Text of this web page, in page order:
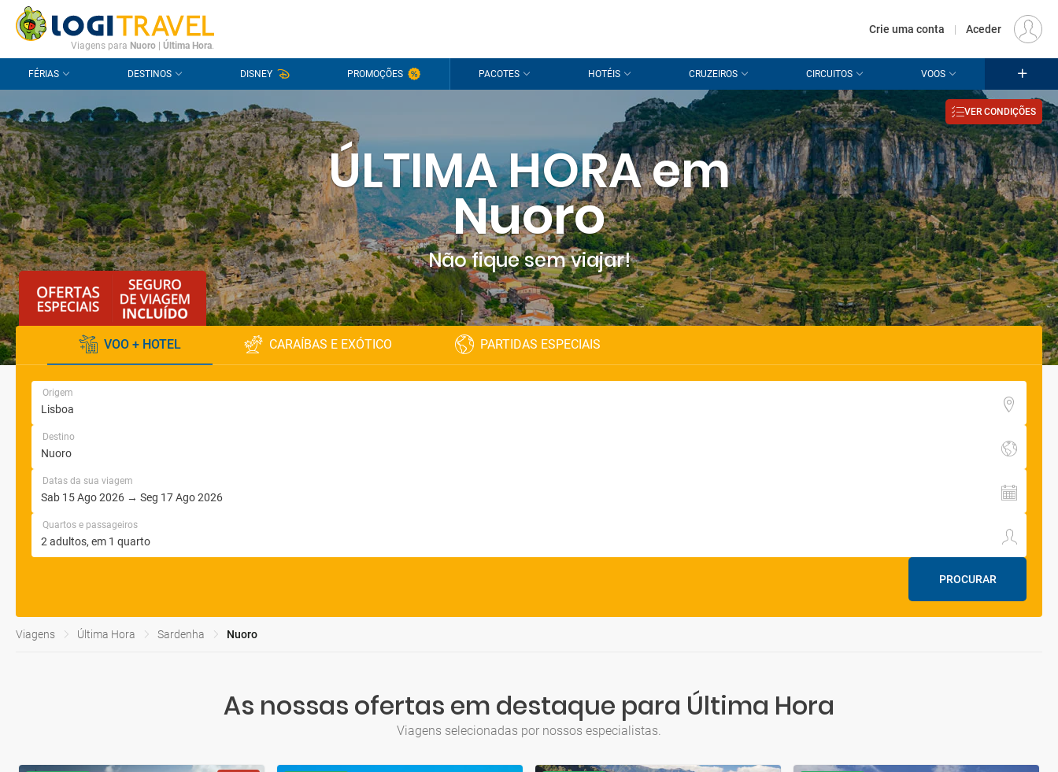
CONTACTO PERGUNTAS FREQUENTES EUR
Viagens para Nuoro Última Hora.
Crie uma conta | Aceder
FÉRIAS DESTINOS DISNEY PROMOÇÕES PACOTES HOTÉIS CRUZEIROS CIRCUITOS VOOS
ÚLTIMA HORA em
Nuoro
Não fique sem viajar!
VER CONDIÇÕES
VOO + HOTEL CARAÍBAS E EXÓTICO PARTIDAS ESPECIAIS
Origem
Destino
Datas da sua viagem
Quartos e passageiros
PROCURAR
Viagens Última Hora Sardenha Nuoro
As nossas ofertas em destaque para Última Hora
Viagens selecionadas por nossos especialistas.